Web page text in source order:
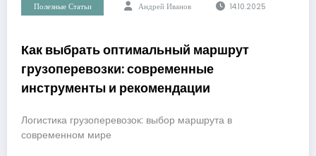
Полезные Статьи Андрей Иванов 14.10.2025
Как выбрать оптимальный маршрут
грузоперевозки: современные
инструменты и рекомендации
Логистика грузоперевозок: выбор маршрута в
современном мире